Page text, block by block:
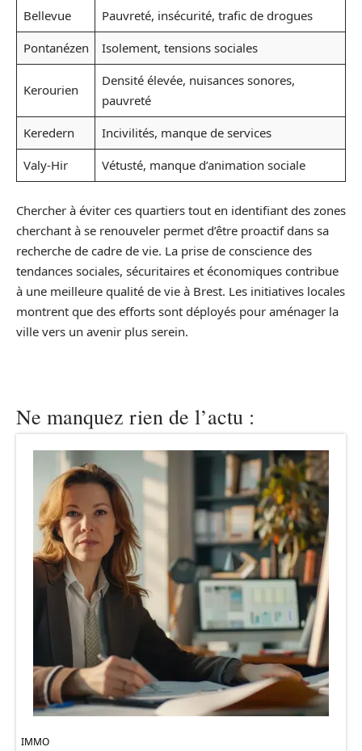
Bellevue
Pauvreté, insécurité, trafic de drogues
Pontanézen
Isolement, tensions sociales
Kerourien
Densité élevée, nuisances sonores,
pauvreté
Keredern
Incivilités, manque de services
Valy-Hir
Vétusté, manque d’animation sociale
Chercher à éviter ces quartiers tout en identifiant des zones
cherchant à se renouveler permet d’être proactif dans sa
recherche de cadre de vie. La prise de conscience des
tendances sociales, sécuritaires et économiques contribue
à une meilleure qualité de vie à Brest. Les initiatives locales
montrent que des efforts sont déployés pour aménager la
ville vers un avenir plus serein.
Ne manquez rien de l’actu :
IMMO